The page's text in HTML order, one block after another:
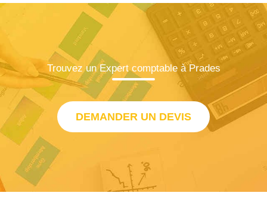
Trouvez un Expert comptable à Prades
DEMANDER UN DEVIS